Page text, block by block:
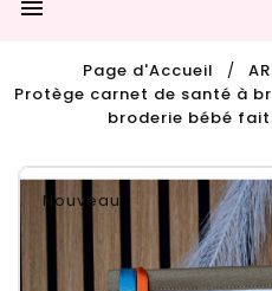

Page d'Accueil
Protège carnet de santé à
broderie bébé fait
Nouveau